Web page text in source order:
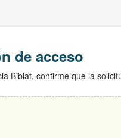
de acceso
Biblat, confirme que la